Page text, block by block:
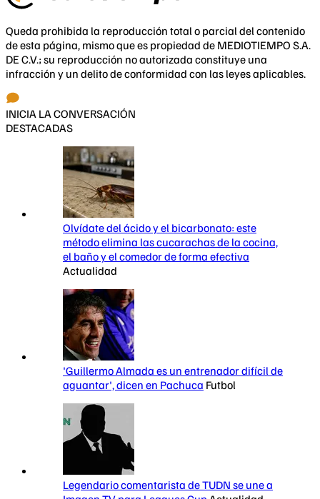
Queda prohibida la reproducción total o parcial del contenido
de esta página, mismo que es propiedad de MEDIOTIEMPO S.A.
DE C.V.; su reproducción no autorizada constituye una
infracción y un delito de conformidad con las leyes aplicables.
INICIA LA CONVERSACIÓN
DESTACADAS
Olvídate del ácido y el bicarbonato: este
método elimina las cucarachas de la cocina,
el baño y el comedor de forma efectiva
Actualidad
'Guillermo Almada es un entrenador difícil de
aguantar', dicen en Pachuca Futbol
Legendario comentarista de TUDN se une a